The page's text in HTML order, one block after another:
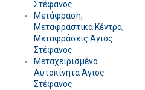
Στέφανος
Μετάφραση,
Μεταφραστικά Κέντρα,
Μεταφράσεις Άγιος
Στέφανος
Μεταχειρισμένα
Αυτοκίνητα Άγιος
Στέφανος